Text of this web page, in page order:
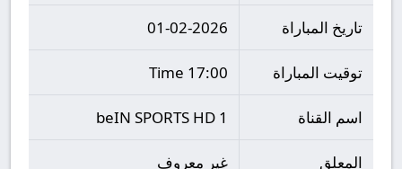
تاريخ المباراة 01-02-2026
توقيت المباراة 17:00 Time
اسم القناة beIN SPORTS HD 1
المعلق غير معروف